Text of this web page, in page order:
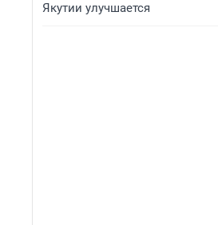
Якутии улучшается